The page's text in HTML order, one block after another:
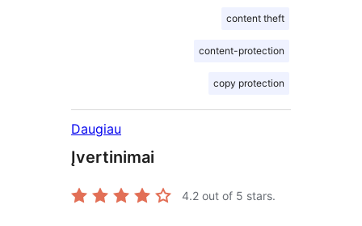
content theft
content-protection
copy protection
Daugiau
Įvertinimai
4.2 out of 5 stars.